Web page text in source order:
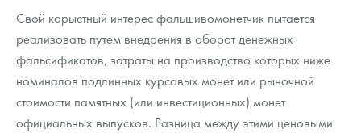
Свой корыстный интерес фальшивомонетчик пытается
реализовать путем внедрения в оборот денежных
фальсификатов, затраты на производство которых ниже
номиналов подлинных курсовых монет или рыночной
стоимости памятных (или инвестиционных) монет
официальных выпусков. Разница между этими ценовыми